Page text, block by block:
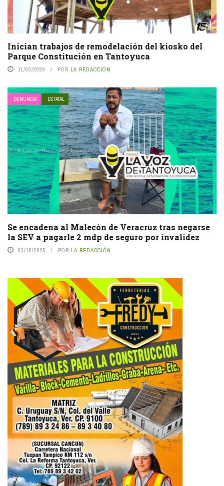
Inician trabajos de remodelación del kiosko del
Parque Constitución en Tantoyuca
11/03/2026 POR LA REDACCIÓN
DENUNCIA ESTATAL
Se encadena al Malecón de Veracruz tras negarse
la SEV a pagarle 2 mdp de seguro por invalidez
03/10/2025 POR LA REDACCIÓN